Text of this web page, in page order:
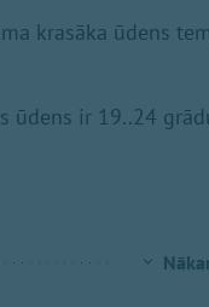
krasāka ūdens
ūdens ir 19..24